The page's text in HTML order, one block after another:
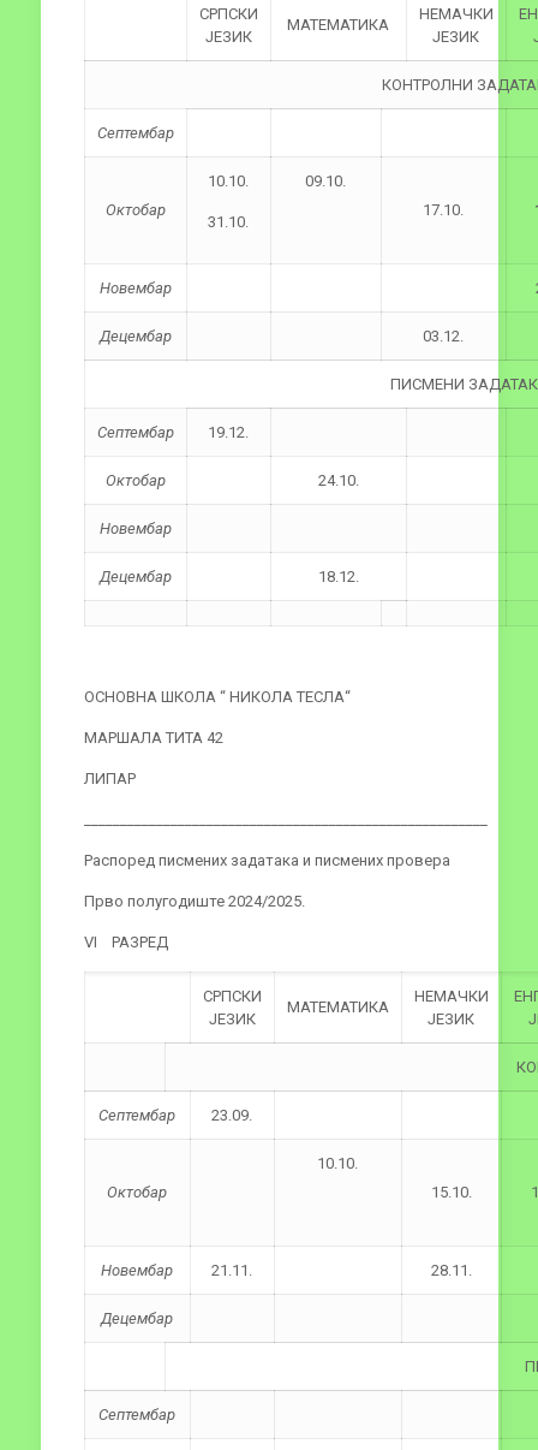
СРПСКИ
ЈЕЗИК
МАТЕМАТИКА
НЕМАЧКИ
ЈЕЗИК
КОНТРОЛНИ
Септембар
Октобар
10.10.
31.10.
09.10.
17.10.
Новембар
Децембар 03.12.
ПИСМЕНИ ЗАДАТАК
Септембар 19.12.
Октобар 24.10.
Новембар
Децембар 18.12.
ОСНОВНА ШКОЛА “ НИКОЛА ТЕСЛА“
МАРШАЛА ТИТА 42
ЛИПАР
Распоред писмених задатака и писмених провера
Прво полугодиште 2024/2025.
VI РАЗРЕД
СРПСКИ
ЈЕЗИК
МАТЕМАТИКА
НЕМАЧКИ
ЈЕЗИК
Септембар 23.09.
Октобар
10.10.
15.10.
Новембар 21.11. 28.11.
Децембар
Септембар